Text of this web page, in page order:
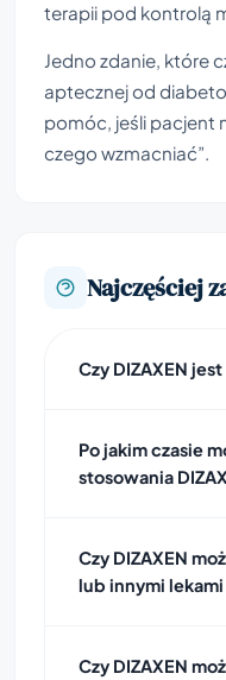
terapii pod kontrolą
Jedno zdanie, które
aptecznej od
pomóc, jeśli pacjent
czego wzmacniać”.
Najczęściej
Czy DIZAXEN
Po jakim czasie
stosowania
Czy DIZAXEN
lub innymi
Czy DIZAXEN